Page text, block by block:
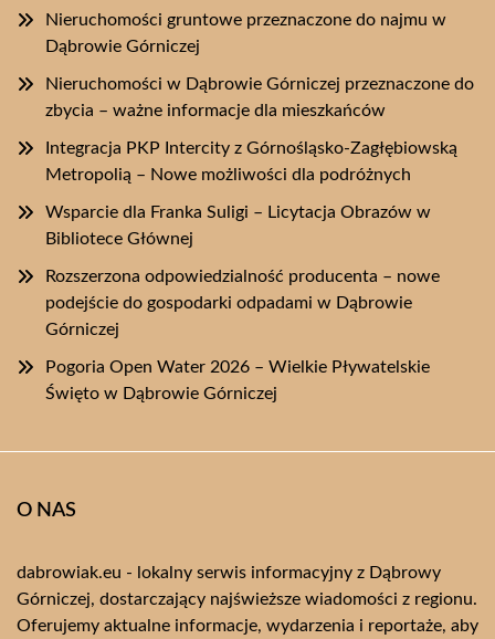
Nieruchomości gruntowe przeznaczone do najmu w
Dąbrowie Górniczej
Nieruchomości w Dąbrowie Górniczej przeznaczone do
zbycia – ważne informacje dla mieszkańców
Integracja PKP Intercity z Górnośląsko-Zagłębiowską
Metropolią – Nowe możliwości dla podróżnych
Wsparcie dla Franka Suligi – Licytacja Obrazów w
Bibliotece Głównej
Rozszerzona odpowiedzialność producenta – nowe
podejście do gospodarki odpadami w Dąbrowie
Górniczej
Pogoria Open Water 2026 – Wielkie Pływatelskie
Święto w Dąbrowie Górniczej
O NAS
dabrowiak.eu - lokalny serwis informacyjny z Dąbrowy
Górniczej, dostarczający najświeższe wiadomości z regionu.
Oferujemy aktualne informacje, wydarzenia i reportaże, aby